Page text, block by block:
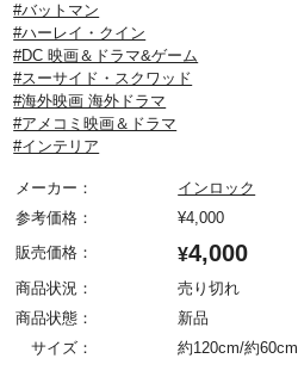
#バットマン
#ハーレイ・クイン
#DC 映画＆ドラマ&ゲーム
#スーサイド・スクワッド
#海外映画 海外ドラマ
#アメコミ映画＆ドラマ
#インテリア
メーカー：
インロック
参考価格：
¥4,000
販売価格：
¥4,000
商品状況：
売り切れ
商品状態：
新品
サイズ：
約120cm/約60cm